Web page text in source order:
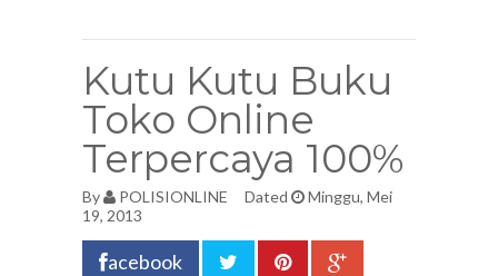
Kutu Kutu Buku
Toko Online
Terpercaya 100%
By POLISIONLINE Dated
Minggu, Mei
19, 2013
acebook